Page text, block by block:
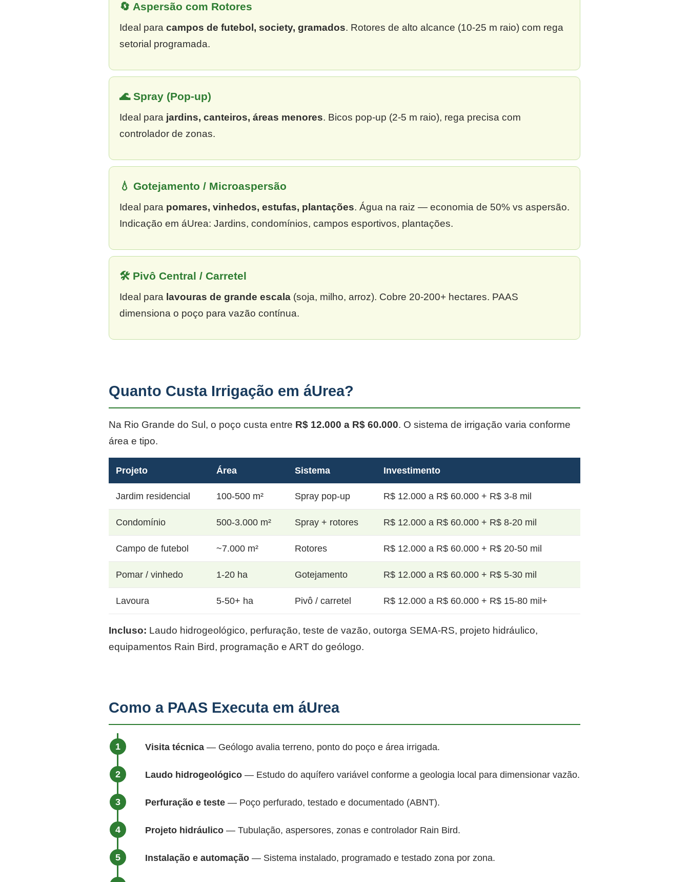
🔄 Aspersão com Rotores
Ideal para campos de futebol, society, gramados. Rotores de alto alcance (10-25 m raio) com rega
setorial programada.
🌊 Spray (Pop-up)
Ideal para jardins, canteiros, áreas menores. Bicos pop-up (2-5 m raio), rega precisa com
controlador de zonas.
💧 Gotejamento / Microaspersão
Ideal para pomares, vinhedos, estufas, plantações. Água na raiz — economia de 50% vs aspersão.
Indicação em áUrea: Jardins, condomínios, campos esportivos, plantações.
🛠 Pivô Central / Carretel
Ideal para lavouras de grande escala (soja, milho, arroz). Cobre 20-200+ hectares. PAAS
dimensiona o poço para vazão contínua.
Quanto Custa Irrigação em áUrea?
Na Rio Grande do Sul, o poço custa entre R$ 12.000 a R$ 60.000. O sistema de irrigação varia conforme
área e tipo.
Projeto Área Sistema Investimento
Jardim residencial 100-500 m² Spray pop-up R$ 12.000 a R$ 60.000 + R$ 3-8 mil
Condomínio 500-3.000 m² Spray + rotores R$ 12.000 a R$ 60.000 + R$ 8-20 mil
Campo de futebol ~7.000 m² Rotores R$ 12.000 a R$ 60.000 + R$ 20-50 mil
Pomar / vinhedo 1-20 ha Gotejamento R$ 12.000 a R$ 60.000 + R$ 5-30 mil
Lavoura 5-50+ ha Pivô / carretel R$ 12.000 a R$ 60.000 + R$ 15-80 mil+
Incluso: Laudo hidrogeológico, perfuração, teste de vazão, outorga SEMA-RS, projeto hidráulico,
equipamentos Rain Bird, programação e ART do geólogo.
Como a PAAS Executa em áUrea
Visita técnica — Geólogo avalia terreno, ponto do poço e área irrigada.
Laudo hidrogeológico — Estudo do aquífero variável conforme a geologia local para dimensionar vazão.
Perfuração e teste — Poço perfurado, testado e documentado (ABNT).
Projeto hidráulico — Tubulação, aspersores, zonas e controlador Rain Bird.
Instalação e automação — Sistema instalado, programado e testado zona por zona.